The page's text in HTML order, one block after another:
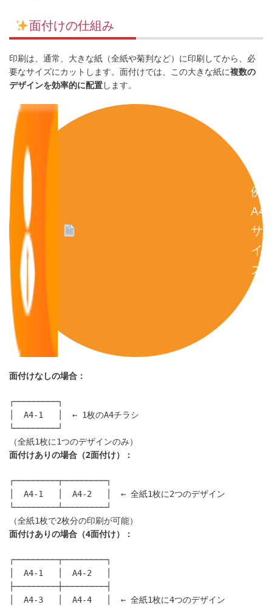
面付けの仕組み
印刷は、通常、大きな紙（全紙や菊判など）に印刷してから、必
要なサイズにカットします。面付けでは、この大きな紙に複数の
デザインを効率的に配置します。
例
A4
サ
イ
ズ
の
面付けなしの場合：
┌─────────┐
│  A4-1   │  ← 1枚のA4チラシ
└─────────┘
面付けありの場合（2面付け）：
┌─────────┬─────────┐
│  A4-1   │  A4-2   │  ← 全紙1枚に2つのデザイン
└─────────┴─────────┘
面付けありの場合（4面付け）：
┌─────────┬─────────┐
│  A4-1   │  A4-2   │
├─────────┼─────────┤
│  A4-3   │  A4-4   │  ← 全紙1枚に4つのデザイン